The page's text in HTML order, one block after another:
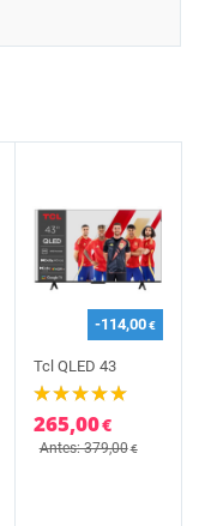
-114,00€
Tcl QLED 43
265,00€
Antes: 379,00€